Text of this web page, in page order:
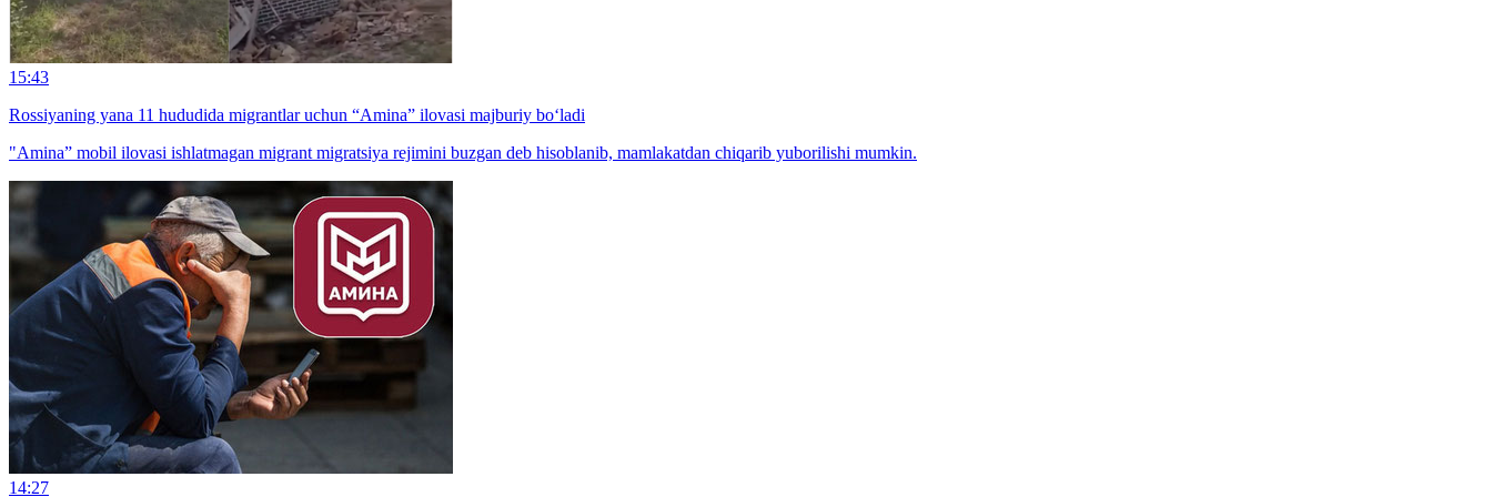
15:43
Rossiyaning yana 11 hududida migrantlar uchun “Amina” ilovasi majburiy bo‘ladi
"Amina” mobil ilovasi ishlatmagan migrant migratsiya rejimini buzgan deb hisoblanib, mamlakatdan chiqarib yuborilishi mumkin.
14:27